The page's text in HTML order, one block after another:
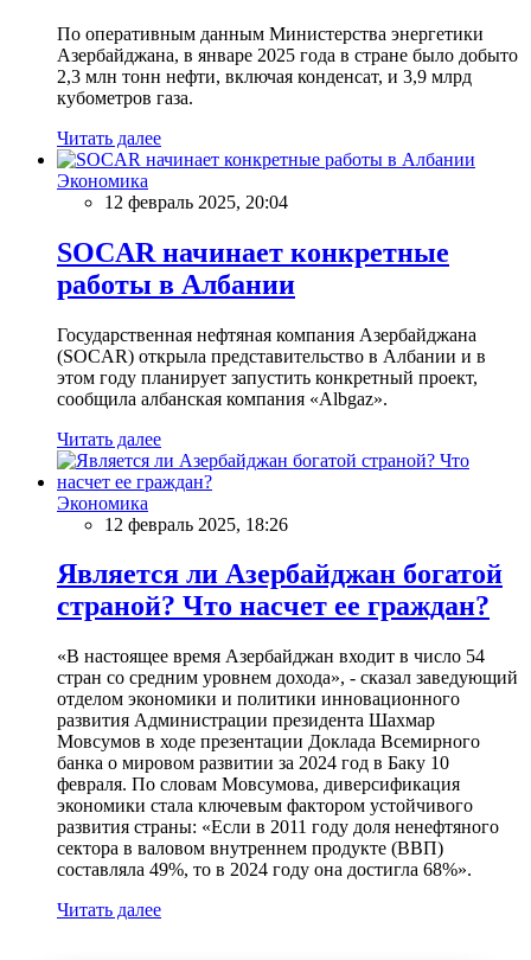
По оперативным данным Министерства энергетики
Азербайджана, в январе 2025 года в стране было добыто
2,3 млн тонн нефти, включая конденсат, и 3,9 млрд
кубометров газа.
Читать далее
Экономика
12 февраль 2025, 20:04
SOCAR начинает конкретные
работы в Албании
Государственная нефтяная компания Азербайджана
(SOCAR) открыла представительство в Албании и в
этом году планирует запустить конкретный проект,
сообщила албанская компания «Albgaz».
Читать далее
Экономика
12 февраль 2025, 18:26
Является ли Азербайджан богатой
страной? Что насчет ее граждан?
«В настоящее время Азербайджан входит в число 54
стран со средним уровнем дохода», - сказал заведующий
отделом экономики и политики инновационного
развития Администрации президента Шахмар
Мовсумов в ходе презентации Доклада Всемирного
банка о мировом развитии за 2024 год в Баку 10
февраля. По словам Мовсумова, диверсификация
экономики стала ключевым фактором устойчивого
развития страны: «Если в 2011 году доля ненефтяного
сектора в валовом внутреннем продукте (ВВП)
составляла 49%, то в 2024 году она достигла 68%».
Читать далее